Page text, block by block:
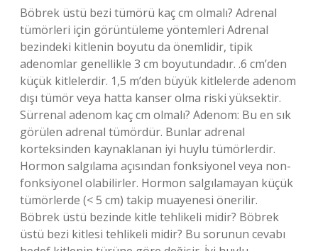
Böbrek üstü bezi tümörü kaç cm olmalı? Adrenal
tümörleri için görüntüleme yöntemleri Adrenal
bezindeki kitlenin boyutu da önemlidir, tipik
adenomlar genellikle 3 cm boyutundadır. .6 cm’den
küçük kitlelerdir. 1,5 m’den büyük kitlelerde adenom
dışı tümör veya hatta kanser olma riski yüksektir.
Sürrenal adenom kaç cm olmalı? Adenom: Bu en sık
görülen adrenal tümördür. Bunlar adrenal
korteksinden kaynaklanan iyi huylu tümörlerdir.
Hormon salgılama açısından fonksiyonel veya non-
fonksiyonel olabilirler. Hormon salgılamayan küçük
tümörlerde (< 5 cm) takip muayenesi önerilir.
Böbrek üstü bezinde kitle tehlikeli midir? Böbrek
üstü bezi kitlesi tehlikeli midir? Bu sorunun cevabı